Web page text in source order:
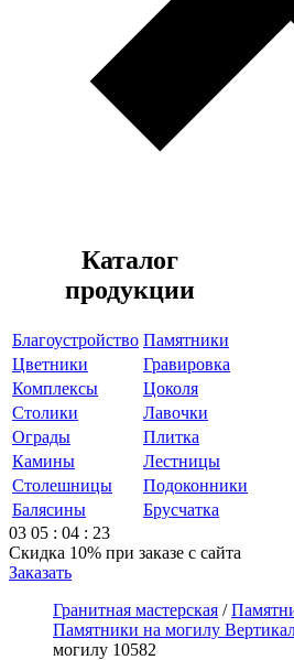
Каталог
продукции
Благоустройство Памятники
Цветники
Гравировка
Комплексы
Цоколя
Столики
Лавочки
Ограды
Плитка
Камины
Лестницы
Столешницы
Подоконники
Балясины
Брусчатка
03 05 : 04 : 23
Скидка 10% при заказе с сайта
Заказать
Гранитная мастерская /
Памятники на могилу
могилу 10582